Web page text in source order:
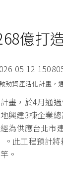
億打
動資產活化計畫，
畫，於4月通
興建3棟企業
為供應台北市
。此工程預計
。